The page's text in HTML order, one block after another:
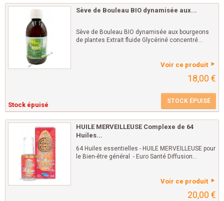
Sève de Bouleau BIO dynamisée aux...
Sève de Bouleau BIO dynamisée aux bourgeons
de plantes Extrait fluide Glycériné concentré...
Voir ce produit
18,00 €
Stock épuisé STOCK ÉPUISÉ
HUILE MERVEILLEUSE Complexe de 64
Huiles...
64 Huiles essentielles - HUILE MERVEILLEUSE pour
le Bien-être général - Euro Santé Diffusion...
Voir ce produit
20,00 €